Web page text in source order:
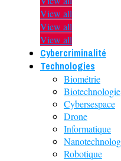
View all
View all
View all
Cybercriminalité
Technologies
Biométrie
Biotechnologie
Cybersespace
Drone
Informatique
Robotique